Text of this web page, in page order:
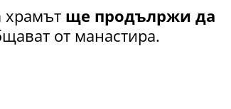
храмът ще продълржи да
от манастира.